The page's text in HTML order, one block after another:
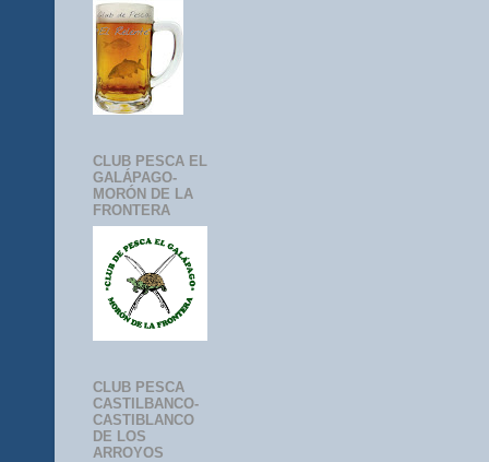
CLUB PESCA EL
GALÁPAGO-
MORÓN DE LA
FRONTERA
CLUB PESCA
CASTILBANCO-
CASTIBLANCO
DE LOS
ARROYOS